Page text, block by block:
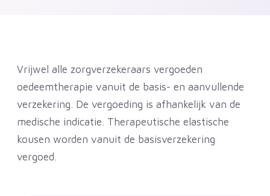
Vrijwel alle zorgverzekeraars vergoeden
oedeemtherapie vanuit de basis- en aanvullende
verzekering. De vergoeding is afhankelijk van de
medische indicatie. Therapeutische elastische
kousen worden vanuit de basisverzekering
vergoed.